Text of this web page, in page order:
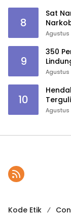
8
Sat
Agustus
9
350
Agustus
10
Sergai
Agustus
Kode Etik